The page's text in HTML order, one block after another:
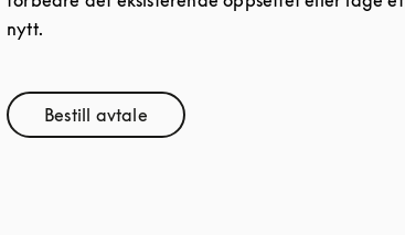
nytt.
Bestill avtaleLink Opens in New Tab